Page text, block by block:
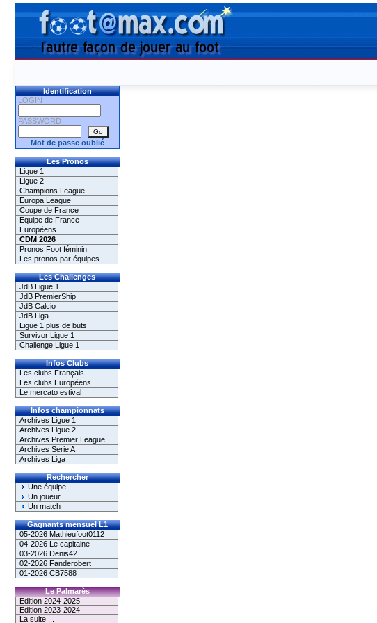
Identification
LOGIN
PASSWORD
Mot de passe oublié
Les Pronos
Ligue 1
Ligue 2
Champions League
Europa League
Coupe de France
Equipe de France
Européens
CDM 2026
Pronos Foot féminin
Les pronos par équipes
Les Challenges
JdB Ligue 1
JdB PremierShip
JdB Calcio
JdB Liga
Ligue 1 plus de buts
Survivor Ligue 1
Challenge Ligue 1
Infos Clubs
Les clubs Français
Les clubs Européens
Le mercato estival
Infos championnats
Archives Ligue 1
Archives Ligue 2
Archives Premier League
Archives Serie A
Archives Liga
Rechercher
Une équipe
Un joueur
Un match
Gagnants mensuel L1
05-2026 Mathieufoot0112
04-2026 Le capitaine
03-2026 Denis42
02-2026 Fanderobert
01-2026 CB7588
Le Palmarès
Edition 2024-2025
Edition 2023-2024
La suite ...